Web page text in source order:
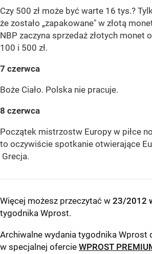
Czy 500 zł może być warte 16 tys.?
że zostało „zapakowane" w złotą
NBP zaczyna sprzedaż złotych monet
100 i 500 zł.
7 czerwca
Boże Ciało. Polska nie pracuje.
8 czerwca
Początek mistrzostw Europy w piłce
to oczywiście spotkanie otwierające
Grecja.
Więcej możesz przeczytać w 23/2012
tygodnika Wprost.
Archiwalne wydania tygodnika Wprost
w specjalnej ofercie WPROST